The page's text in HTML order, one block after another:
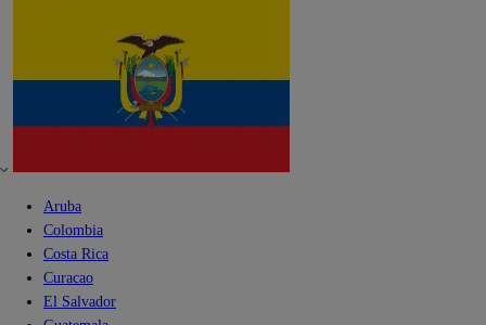
Aruba
Colombia
Costa Rica
Curacao
El Salvador